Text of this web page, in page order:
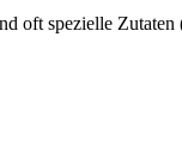
oft spezielle Zutaten